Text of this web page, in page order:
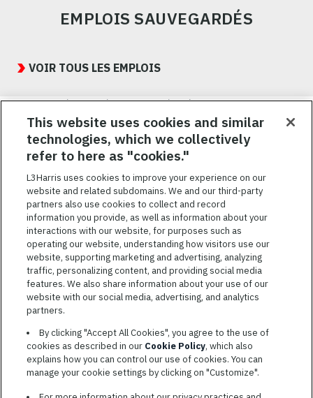
EMPLOIS SAUVEGARDÉS
JobsVOIR TOUS LES EMPLOIS
Nous visons à attirer, à mobiliser et à fidéliser une main-d’œuvre
hautement performante et diversifiée. De plus, nous croyons
qu’une culture d’inclusion amusante et décontractée aide nos
employés à réaliser leur plein potentiel. Nous donnons les moyens
à nos employés, sans égard à leur race, leur couleur, leur religion,
origine nationale, leur handicap ou leur statut d’ancien
combattant, d’innover afin de résoudre les problèmes les plus
coriaces de nos clients.
CONDITIONS GÉNÉRALES D’UTILISATION
COOKIE SETTINGS
PLAN DU SITE
PRIVACY POLICY
COOKIE CHOICES & INFO
L3HARRIS.COM
This website uses cookies and similar
technologies, which we collectively
refer to here as "cookies."
L3Harris uses cookies to improve your experience on our
website and related subdomains. We and our third-party
partners also use cookies to collect and record
information you provide, as well as information about your
interactions with our website, for purposes such as
operating our website, understanding how visitors use our
website, supporting marketing and advertising, analyzing
traffic, personalizing content, and providing social media
features. We also share information about your use of our
website with our social media, advertising, and analytics
partners.
By clicking "Accept All Cookies", you agree to the use of
cookies as described in our Cookie Policy, which also
explains how you can control our use of cookies. You can
manage your cookie settings by clicking on "Customize".